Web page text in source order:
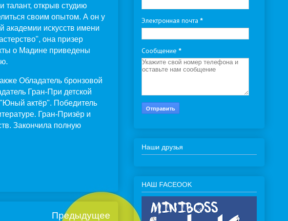
талант, открыв студию
своим опытом. А он у
академии искусств имени
она призер
о Мадине приведены
Обладатель бронзовой
Гран-При детской
актёр". Победитель
Гран-Призёр и
Закончила полную
Предыдущее
Электронная почта *
Сообщение *
Наши друзья
НАШ FACEOOK